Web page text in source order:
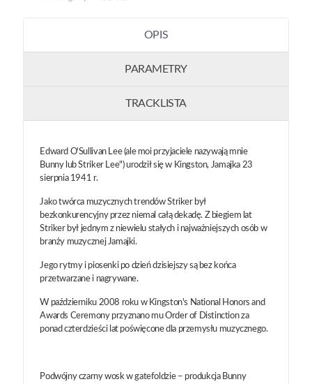
OPIS
PARAMETRY
TRACKLISTA
Edward O'Sullivan Lee (ale moi przyjaciele nazywają mnie
Bunny lub Striker Lee") urodził się w Kingston, Jamajka 23
sierpnia 1941 r.
Jako twórca muzycznych trendów Striker był
bezkonkurencyjny przez niemal całą dekadę. Z biegiem lat
Striker był jednym z niewielu stałych i najważniejszych osób w
branży muzycznej Jamajki.
Jego rytmy i piosenki po dzień dzisiejszy są bez końca
przetwarzane i nagrywane.
W październiku 2008 roku w Kingston's National Honors and
Awards Ceremony przyznano mu Order of Distinction za
ponad czterdzieści lat poświęcone dla przemysłu muzycznego.
Podwójny czarny wosk w gatefoldzie – produkcja Bunny